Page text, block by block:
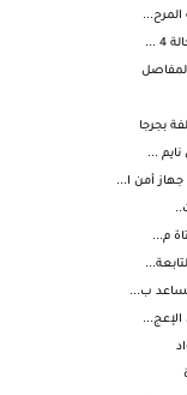
...
...
أمن ا...
م...
ب...